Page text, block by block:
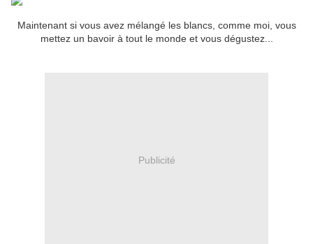
Maintenant si vous avez mélangé les blancs, comme moi, vous
mettez un bavoir à tout le monde et vous dégustez...
Publicité